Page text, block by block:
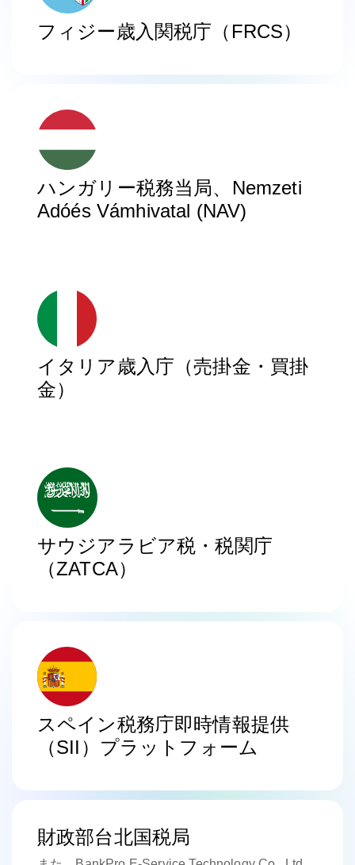
フィジー歳入関税庁（FRCS）
ハンガリー税務当局、Nemzeti
Adóés Vámhivatal (NAV)
イタリア歳入庁（売掛金・買掛
金）
サウジアラビア税・税関庁
（ZATCA）
スペイン税務庁即時情報提供
（SII）プラットフォーム
財政部台北国税局